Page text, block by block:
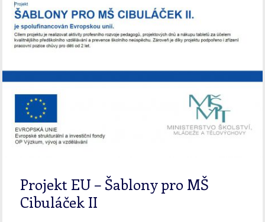
Projekt EU – Šablony pro MŠ
Cibuláček II